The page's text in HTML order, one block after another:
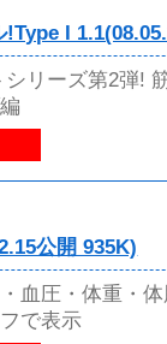
I
リーズ第2弾!
公開 935K)
血圧・体重・
で表示